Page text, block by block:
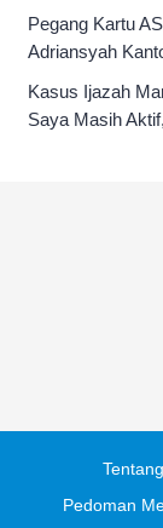
Pegang Kartu
Adriansyah
Kasus Ijazah
Saya Masih
Pedoman